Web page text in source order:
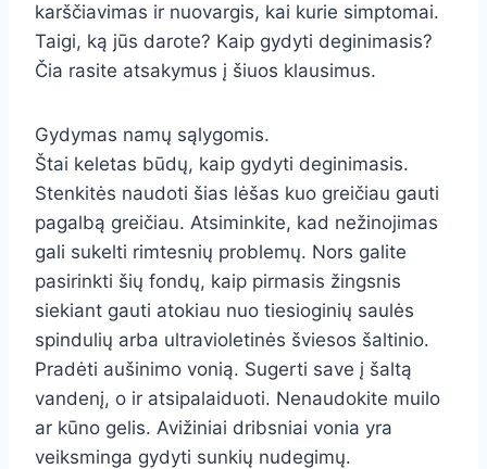
karščiavimas ir nuovargis, kai kurie simptomai.
Taigi, ką jūs darote? Kaip gydyti deginimasis?
Čia rasite atsakymus į šiuos klausimus.
Gydymas namų sąlygomis.
Štai keletas būdų, kaip gydyti deginimasis.
Stenkitės naudoti šias lėšas kuo greičiau gauti
pagalbą greičiau. Atsiminkite, kad nežinojimas
gali sukelti rimtesnių problemų. Nors galite
pasirinkti šių fondų, kaip pirmasis žingsnis
siekiant gauti atokiau nuo tiesioginių saulės
spindulių arba ultravioletinės šviesos šaltinio.
Pradėti aušinimo vonią. Sugerti save į šaltą
vandenį, o ir atsipalaiduoti. Nenaudokite muilo
ar kūno gelis. Avižiniai dribsniai vonia yra
veiksminga gydyti sunkių nudegimų.